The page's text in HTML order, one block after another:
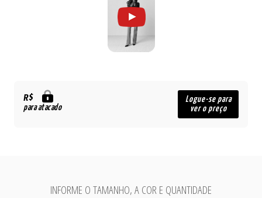
R$
para atacado
Logue-se para
ver o preço
INFORME O TAMANHO, A COR E QUANTIDADE